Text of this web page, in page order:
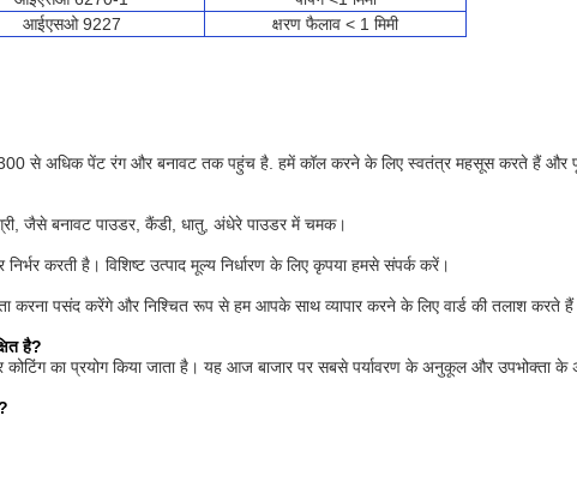
आईएसओ 9227 क्षरण फैलाव < 1 मिमी
से अधिक पेंट रंग और बनावट तक पहुंच है. हमें कॉल करने के लिए स्वतंत्र महसूस करते हैं और
जैसे बनावट पाउडर, कैंडी, धातु, अंधेरे पाउडर में चमक।
निर्भर करती है। विशिष्ट उत्पाद मूल्य निर्धारण के लिए कृपया हमसे संपर्क करें।
करना पसंद करेंगे और निश्चित रूप से हम आपके साथ व्यापार करने के लिए वार्ड की तलाश
है?
कोटिंग का प्रयोग किया जाता है। यह आज बाजार पर सबसे पर्यावरण के अनुकूल और उपभोक्ता